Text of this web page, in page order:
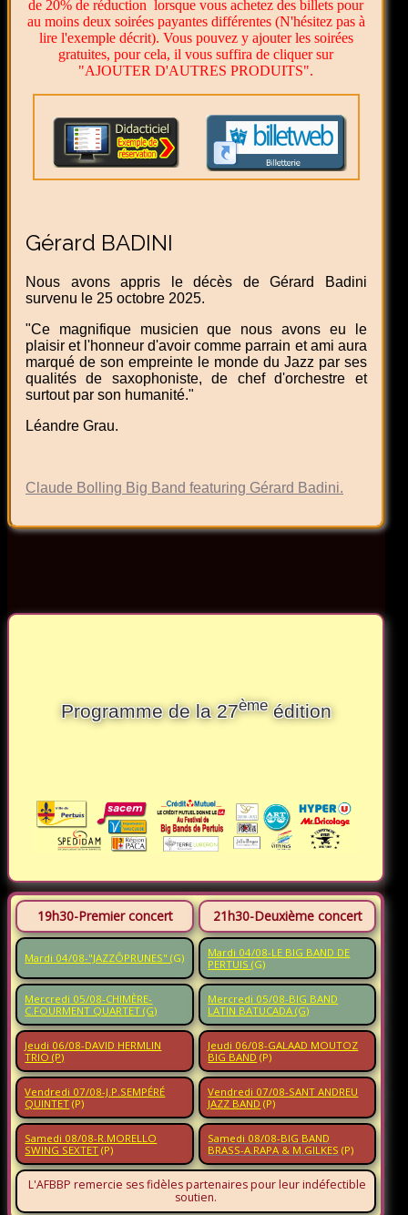
de 20% de réduction lorsque vous achetez des billets pour
au moins deux soirées payantes différentes (N'hésitez pas à
lire l'exemple décrit). Vous pouvez y ajouter les soirées
gratuites, pour cela, il vous suffira de cliquer sur
"AJOUTER D'AUTRES PRODUITS".
Gérard BADINI
Nous avons appris le décès de Gérard Badini
survenu le 25 octobre 2025.
"Ce magnifique musicien que nous avons eu le
plaisir et l'honneur d'avoir comme parrain et ami aura
marqué de son empreinte le monde du Jazz par ses
qualités de saxophoniste, de chef d'orchestre et
surtout par son humanité."
Léandre Grau.
Claude Bolling Big Band featuring Gérard Badini.
Programme de la 27èmeédition
19h30-Premier concert 21h30-Deuxième concert
Mardi 04/08-"JAZZÔPRUNES"(G)
Mardi 04/08-LE BIG BAND DE
PERTUIS(G)
Mercredi 05/08-CHIMÈRE-
C.FOURMENT QUARTET (G)
Mercredi 05/08-BIG BAND
LATIN BATUCADA (G)
Jeudi 06/08-DAVID HERMLIN
TRIO (P)
Jeudi 06/08-GALAAD MOUTOZ
BIG BAND (P)
Vendredi 07/08-J.P.SEMPÉRÉ
QUINTET (P)
Vendredi 07/08-SANT ANDREU
JAZZ BAND (P)
Samedi 08/08-R.MORELLO
SWING SEXTET (P)
Samedi 08/08-BIG BAND
BRASS-A.RAPA & M.GILKES (P)
L'AFBBP remercie ses fidèles partenaires pour leur indéfectible
soutien.